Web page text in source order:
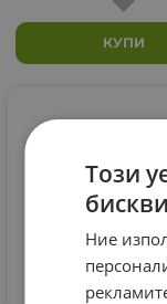
КУПИ
Този
Ние